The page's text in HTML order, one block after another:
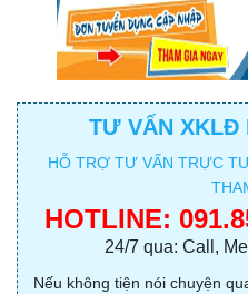
TƯ VẤN XKLĐ
HỖ TRỢ TƯ VẤN TRỰC
HOTLINE:
24/7 qua: Call,
Nếu không tiện nói chuyện